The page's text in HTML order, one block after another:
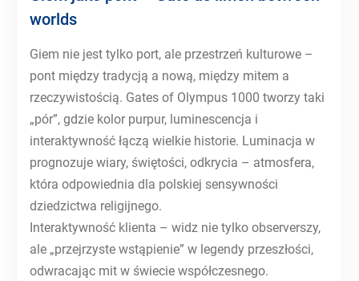
worlds
Giem nie jest tylko port, ale przestrzeń kulturowe –
pont między tradycją a nową, między mitem a
rzeczywistością. Gates of Olympus 1000 tworzy taki
„pór”, gdzie kolor purpur, luminescencja i
interaktywność łączą wielkie historie. Luminacja w
prognozuje wiary, świętości, odkrycia – atmosfera,
która odpowiednia dla polskiej sensywności
dziedzictwa religijnego.
Interaktywność klienta – widz nie tylko observerszy,
ale „przejrzyste wstąpienie” w legendy przeszłości,
odwracając mit w świecie współczesnego.